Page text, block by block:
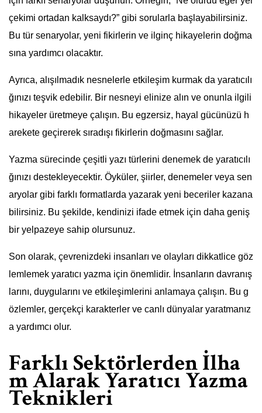
çekimi ortadan kalksaydı?” gibi sorularla başlayabilirsiniz.
Bu tür senaryolar, yeni fikirlerin ve ilginç hikayelerin doğma
sına yardımcı olacaktır.
Ayrıca, alışılmadık nesnelerle etkileşim kurmak da yaratıcılı
ğınızı teşvik edebilir. Bir nesneyi elinize alın ve onunla ilgili
hikayeler üretmeye çalışın. Bu egzersiz, hayal gücünüzü h
arekete geçirerek sıradışı fikirlerin doğmasını sağlar.
Yazma sürecinde çeşitli yazı türlerini denemek de yaratıcılı
ğınızı destekleyecektir. Öyküler, şiirler, denemeler veya sen
aryolar gibi farklı formatlarda yazarak yeni beceriler kazana
bilirsiniz. Bu şekilde, kendinizi ifade etmek için daha geniş
bir yelpazeye sahip olursunuz.
Son olarak, çevrenizdeki insanları ve olayları dikkatlice göz
lemlemek yaratıcı yazma için önemlidir. İnsanların davranış
larını, duygularını ve etkileşimlerini anlamaya çalışın. Bu g
özlemler, gerçekçi karakterler ve canlı dünyalar yaratmanız
a yardımcı olur.
Farklı Sektörlerden İlha
m Alarak Yaratıcı Yazma
Teknikleri